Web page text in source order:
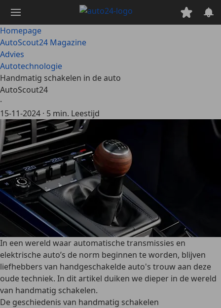
naar
hoofdinhoud
Homepage
AutoScout24 Magazine
Advies
Autotechnologie
Handmatig schakelen in de auto
AutoScout24
·
15-11-2024 · 5 min. Leestijd
In een wereld waar automatische transmissies en
elektrische auto’s de norm beginnen te worden, blijven
liefhebbers van handgeschakelde auto's trouw aan deze
oude techniek. In dit artikel duiken we dieper in de wereld
van handmatig schakelen.
De geschiedenis van handmatig schakelen